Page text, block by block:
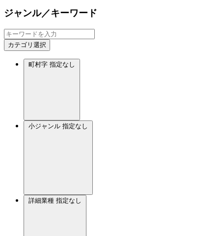
ジャンル／キーワード
カテゴリ選択
町村字 指定なし
小ジャンル 指定なし
詳細業種 指定なし